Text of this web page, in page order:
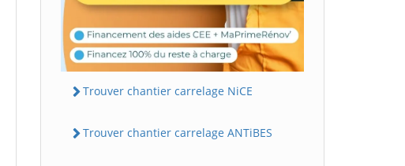
Trouver chantier carrelage NiCE
Trouver chantier carrelage ANTiBES